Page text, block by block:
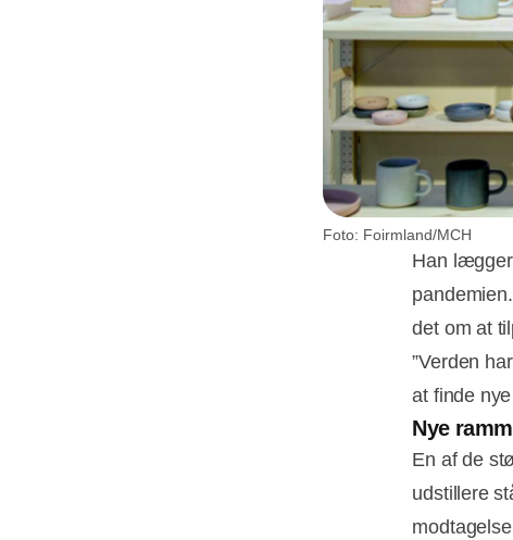
Foto: Foirmland/MCH
Han
det om at
”Verden
at finde nye
Nye
En af de
udstillere